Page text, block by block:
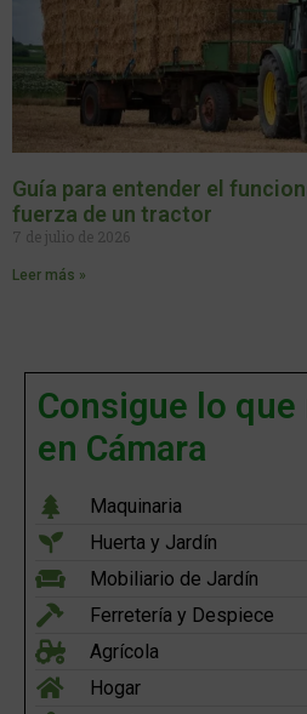
Guía para entender el
fuerza de un tractor
7 de julio de 2026
Leer más »
Consigue lo
en Cámara
Maquinaria
Huerta y Jardín
Mobiliario de Jardín
Ferretería y Despiece
Agrícola
Hogar